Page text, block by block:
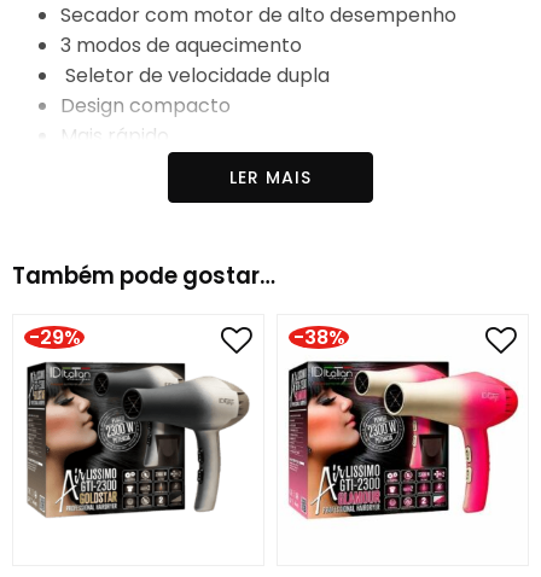
Secador com motor de alto desempenho
3 modos de aquecimento
Seletor de velocidade dupla
Design compacto
Mais rápido
Proteção para evitar superaquecimento
Inclui gancho para pendurar
Voltagem: AC220~AC240v
Frequência: 50/60 Hz
Potência: 2200w
LER MAIS
Também pode gostar…
-29% -38%